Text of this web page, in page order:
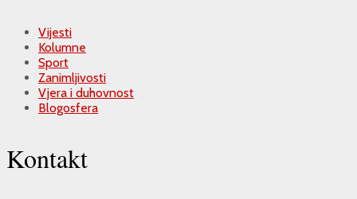
Vijesti
Kolumne
Sport
Zanimljivosti
Vjera i duhovnost
Blogosfera
Kontakt